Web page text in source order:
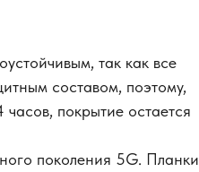
так как все
составом, поэтому,
покрытие остается
поколения 5G. Планки